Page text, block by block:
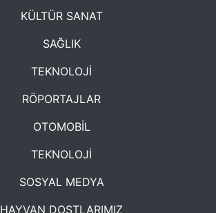
KÜLTÜR SANAT
SAĞLIK
TEKNOLOJİ
RÖPORTAJLAR
OTOMOBİL
TEKNOLOJİ
SOSYAL MEDYA
HAYVAN DOSTLARIMIZ